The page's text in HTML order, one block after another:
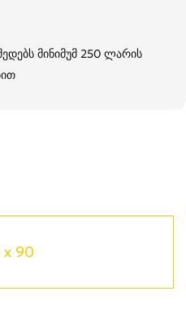
მინიმუმ 250 ლარის
x 90